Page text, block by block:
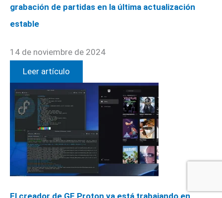
grabación de partidas en la última actualización
estable
14 de noviembre de 2024
Leer artículo
El creador de GE Proton ya está trabajando en